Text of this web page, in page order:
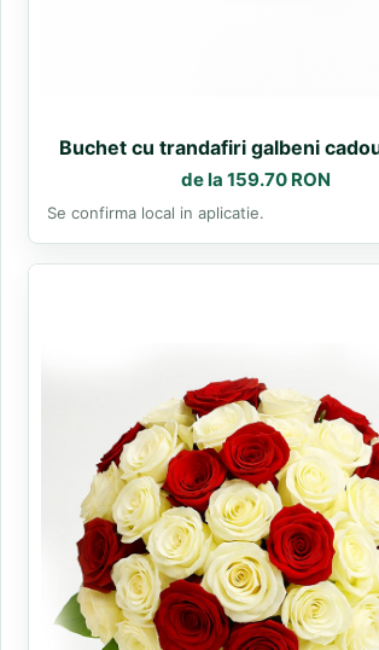
Buchet cu trandafiri galbeni
de la 159.70 RON
Se confirma local in aplicatie.